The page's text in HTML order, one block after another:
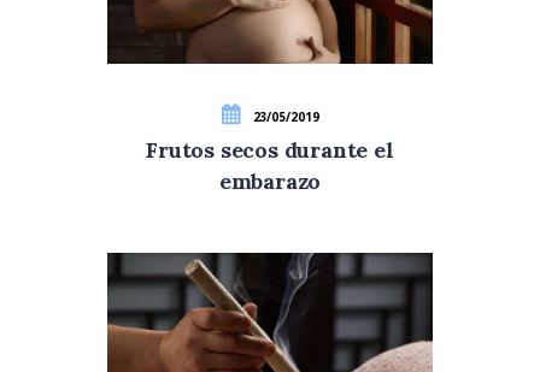
23/05/2019
Frutos secos durante el
embarazo